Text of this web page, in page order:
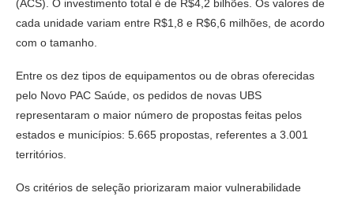
(ACS). O investimento total é de R$4,2 bilhões. Os valores de
cada unidade variam entre R$1,8 e R$6,6 milhões, de acordo
com o tamanho.
Entre os dez tipos de equipamentos ou de obras oferecidas
pelo Novo PAC Saúde, os pedidos de novas UBS
representaram o maior número de propostas feitas pelos
estados e municípios: 5.665 propostas, referentes a 3.001
territórios.
Os critérios de seleção priorizaram maior vulnerabilidade